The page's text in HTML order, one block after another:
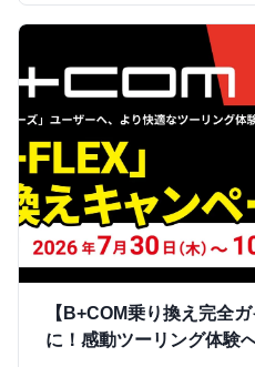
【B+COM乗り換え完全
に！感動ツーリング体験